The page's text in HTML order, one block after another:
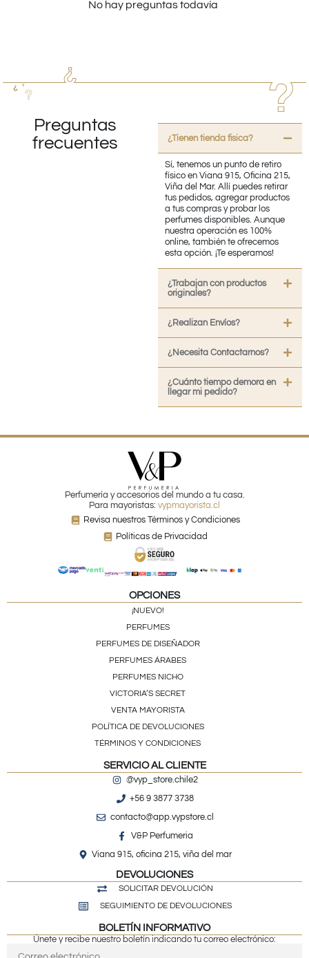
No hay preguntas todavía
Preguntas
frecuentes
¿Tienen tienda fisica?
Sí, tenemos un punto de retiro
físico en Viana 915, Oficina 215,
Viña del Mar. Allí puedes retirar
tus pedidos, agregar productos
a tus compras y probar los
perfumes disponibles. Aunque
nuestra operación es 100%
online, también te ofrecemos
esta opción. ¡Te esperamos!
¿Trabajan con productos
originales?
¿Realizan Envíos?
¿Necesita Contactarnos?
¿Cuánto tiempo demora en
llegar mi pedido?
Perfumería y accesorios del mundo a tu casa.
Para mayoristas: vypmayorista.cl
Revisa nuestros Términos y Condiciones
Políticas de Privacidad
OPCIONES
¡NUEVO!
PERFUMES
PERFUMES DE DISEÑADOR
PERFUMES ÁRABES
PERFUMES NICHO
VICTORIA’S SECRET
VENTA MAYORISTA
POLÍTICA DE DEVOLUCIONES
TÉRMINOS Y CONDICIONES
SERVICIO AL CLIENTE
@vyp_store.chile2
+56 9 3877 3738
contacto@app.vypstore.cl
V&P Perfumeria
Viana 915, oficina 215, viña del mar
DEVOLUCIONES
SOLICITAR DEVOLUCIÓN
SEGUIMIENTO DE DEVOLUCIONES
BOLETÍN INFORMATIVO
Únete y recibe nuestro boletín indicando tu correo electrónico: